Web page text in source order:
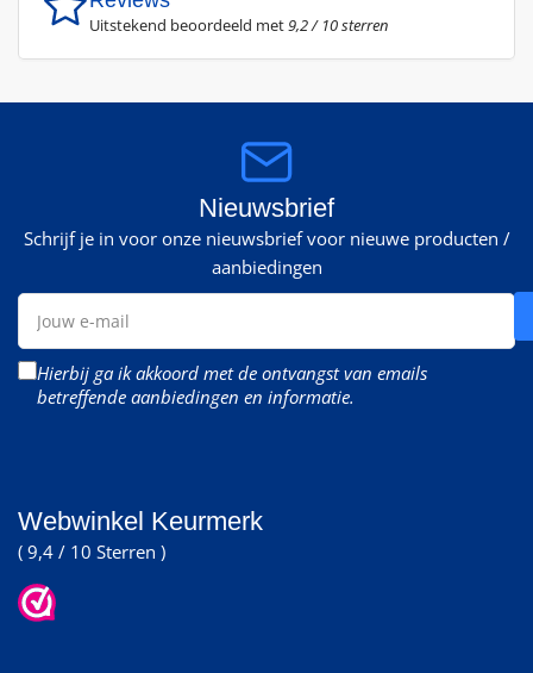
Uitstekend beoordeeld met9,2 / 10 sterren
Nieuwsbrief
Schrijf je in voor onze nieuwsbrief voor nieuwe producten /
aanbiedingen
Jouw
mail
Hierbij ga ik akkoord met de ontvangst van emails
betreffende aanbiedingen en informatie.
Webwinkel Keurmerk
( 9,4 / 10 Sterren )